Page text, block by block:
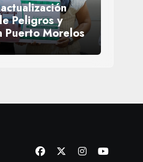
Peligros y
Puerto Morelos